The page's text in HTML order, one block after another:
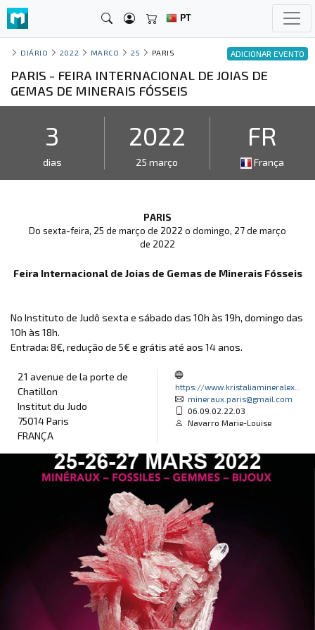
PT
ADICIONAR EVENTO
DIÁRIO 2022 MARCO 25 PARIS
PARIS - FEIRA INTERNACIONAL DE JOIAS DE
GEMAS DE MINERAIS FÓSSEIS
3
dias
2022
25 março
FR
França
PARIS
Do sexta-feira, 25 de março de 2022 o domingo, 27 de março
de 2022
Feira Internacional de Joias de Gemas de Minerais Fósseis
No Instituto de Judô sexta e sábado das 10h às 19h, domingo das
10h às 18h.
Entrada: 8€, redução de 5€ e grátis até aos 14 anos.
21 avenue de la porte de
Chatillon
Institut du Judo
75014 Paris
FRANÇA
https://www.kristaliamineralex...
mineraux.paris@gmail.com
06.09.02.22.03
Navarro Marie-Louise